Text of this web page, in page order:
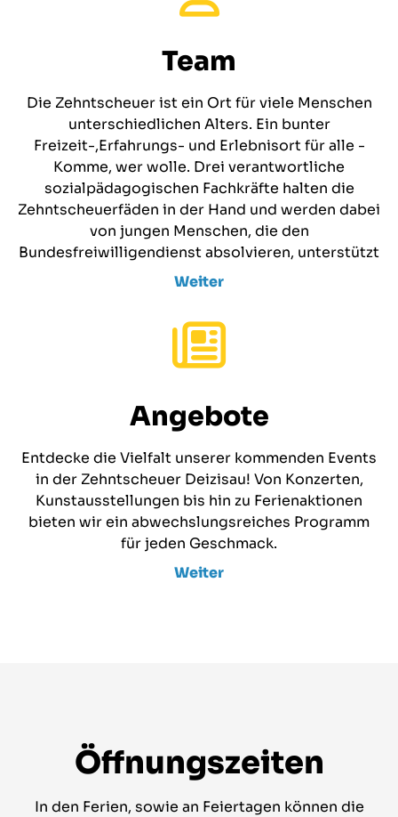
Team
Die Zehntscheuer ist ein Ort für viele Menschen
unterschiedlichen Alters. Ein bunter
Freizeit-,Erfahrungs- und Erlebnisort für alle -
Komme, wer wolle. Drei verantwortliche
sozialpädagogischen Fachkräfte halten die
Zehntscheuerfäden in der Hand und werden dabei
von jungen Menschen, die den
Bundesfreiwilligendienst absolvieren, unterstützt
Weiter
Angebote
Entdecke die Vielfalt unserer kommenden Events
in der Zehntscheuer Deizisau! Von Konzerten,
Kunstausstellungen bis hin zu Ferienaktionen
bieten wir ein abwechslungsreiches Programm
für jeden Geschmack.
Weiter
Öffnungszeiten
In den Ferien, sowie an Feiertagen können die